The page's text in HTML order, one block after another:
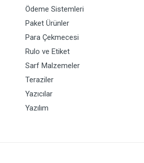
Ödeme Sistemleri
Paket Ürünler
Para Çekmecesi
Rulo ve Etiket
Sarf Malzemeler
Teraziler
Yazıcılar
Yazılım